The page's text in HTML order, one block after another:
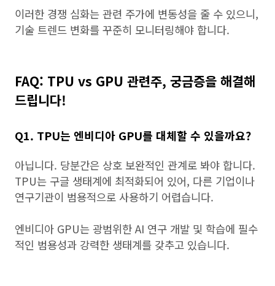
이러한 경쟁 심화는 관련 주가에 변동성을 줄 수 있으니,
기술 트렌드 변화를 꾸준히 모니터링해야 합니다.
FAQ: TPU vs GPU 관련주, 궁금증을 해결해
드립니다!
Q1. TPU는 엔비디아 GPU를 대체할 수 있을까요?
아닙니다. 당분간은 상호 보완적인 관계로 봐야 합니다.
TPU는 구글 생태계에 최적화되어 있어, 다른 기업이나
연구기관이 범용적으로 사용하기 어렵습니다.
엔비디아 GPU는 광범위한 AI 연구 개발 및 학습에 필수
적인 범용성과 강력한 생태계를 갖추고 있습니다.